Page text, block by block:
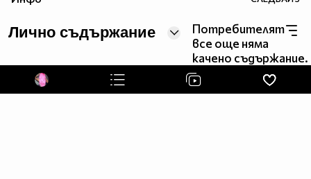
Анимето е игрален филм под формата на сериал,
Единствената разлика между игралните сериали и
анимето е, че анимето е нарисувано... Ако подкрепяш
тази теза, може да копнеш това в профилчето си :)
Лично съдържание
Потребителят
все още няма
качено съдържание.